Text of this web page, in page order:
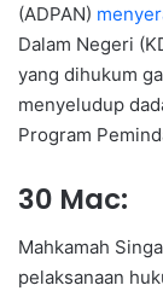
(ADPAN)
Dalam Negeri
yang dihukum
menyeludup
Program
30 Mac:
Mahkamah
pelaksanaan